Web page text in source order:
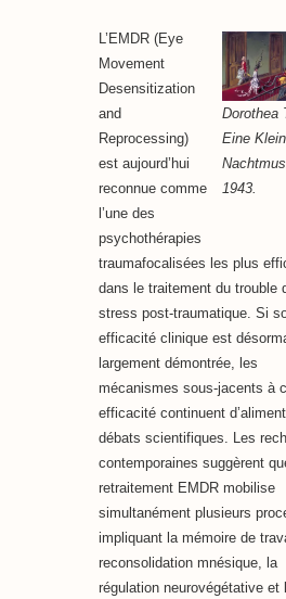
Dorothea
Eine
1943.
L’EMDR (Eye
Movement
Desensitization
and
Reprocessing)
est aujourd’hui
reconnue comme
l’une des
psychothérapies
traumafocalisées les plus
dans le traitement du trouble
stress post-traumatique. Si
efficacité clinique est
largement démontrée, les
mécanismes sous-jacents à
efficacité continuent
débats scientifiques. Les
contemporaines suggèrent
retraitement EMDR mobilise
simultanément plusieurs
impliquant la mémoire de
reconsolidation mnésique, la
régulation neurovégétative et